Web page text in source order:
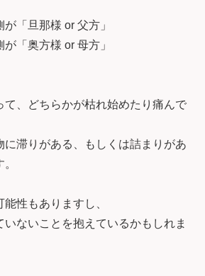
「旦那様 or 父方」
「奥方様 or 母方」
て、どちらかが枯れ始めたり痛んで
に滞りがある、もしくは詰まりがあ
性もありますし、
いないことを抱えているかもしれま